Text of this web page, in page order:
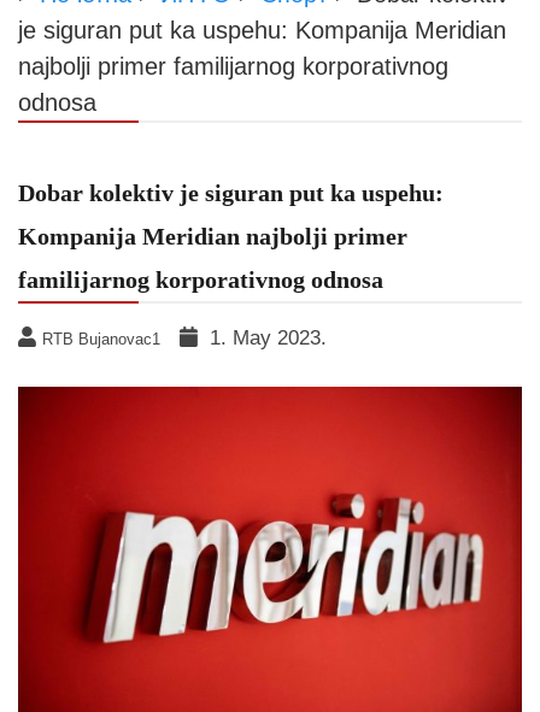
je siguran put ka uspehu: Kompanija Meridian
najbolji primer familijarnog korporativnog
odnosa
Dobar kolektiv je siguran put ka uspehu:
Kompanija Meridian najbolji primer
familijarnog korporativnog odnosa
RTB Bujanovac1 1. May 2023.